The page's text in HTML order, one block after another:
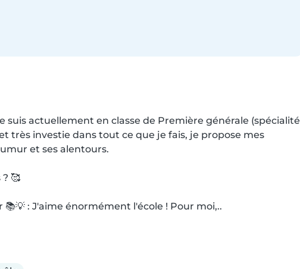
suis actuellement en classe de Première générale (spécialité
très investie dans tout ce que je fais, je propose mes
et ses alentours.
🥰
: J'aime énormément l'école ! Pour moi,..